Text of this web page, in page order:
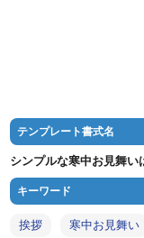
テンプレート書式名
シンプルな寒中お見舞
キーワード
挨拶 寒中お見舞い